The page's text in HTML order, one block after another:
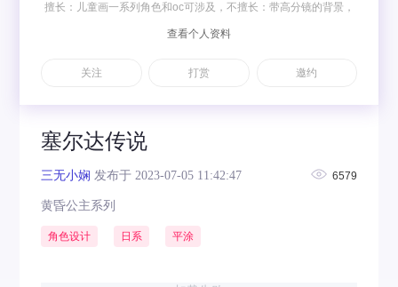
塞尔达传说
三无小娴 发布于 2023-07-05 11:42:47 6579
黄昏公主系列
角色设计 日系 平涂
擅长：儿童画一系列角色和oc可涉及，不擅长：带高分镜的背景，
除此其他约稿的背景可自定义
查看个人资料
关注 打赏 邀约